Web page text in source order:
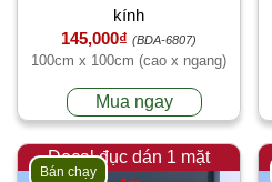
kính
145,000₫ (BDA-6807)
100cm x 100cm (cao x ngang)
Mua ngay
Decal đục dán 1 mặt
Bán chạy